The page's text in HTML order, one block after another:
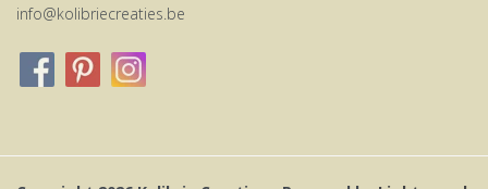
info@kolibriecreaties.be